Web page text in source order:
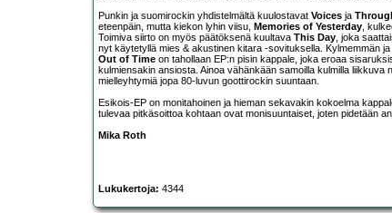
Punkin ja suomirockin yhdistelmältä kuulostavat Voices ja
eteenpäin, mutta kiekon lyhin viisu, Memories of Yesterday ,
Toimiva siirto on myös päätöksenä kuultava This Day , joka
nyt käytetyllä mies & akustinen kitara -sovituksella. Kylmemmän
Out of Time on tahollaan EP:n pisin kappale, joka eroaa
kulmiensakin ansiosta. Ainoa vähänkään samoilla kulmilla liikkuva
mielleyhtymiä jopa 80-luvun goottirockin suuntaan.
Esikois-EP on monitahoinen ja hieman sekavakin kokoelma
tulevaa pitkäsoittoa kohtaan ovat monisuuntaiset, joten pidetään
Mika Roth
Lukukertoja: 4344